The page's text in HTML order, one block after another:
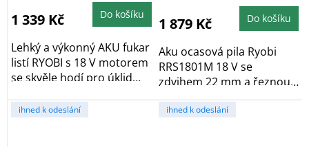
1 339 Kč Do košíku
Lehký a výkonný AKU fukar
listí RYOBI s 18 V motorem
se skvěle hodí pro úklid
5,0
z
5
1 879 Kč Do košíku
Aku ocasová pila Ryobi
RRS1801M 18 V se
zdvihem 22 mm a řeznou
hloubkou do dřeva 180
mm...
ihned k odeslání ihned k odeslání